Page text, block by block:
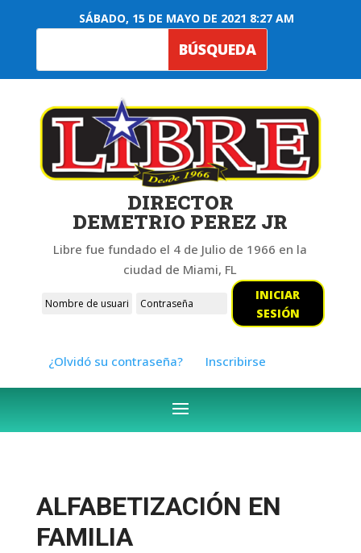
SÁBADO, 15 DE MAYO DE 2021 8:27 AM
DIRECTOR
DEMETRIO PEREZ JR
Libre fue fundado el 4 de Julio de 1966 en la
ciudad de Miami, FL
INICIAR
SESIÓN
¿Olvidó su contraseña? Inscribirse
ALFABETIZACIÓN EN
FAMILIA